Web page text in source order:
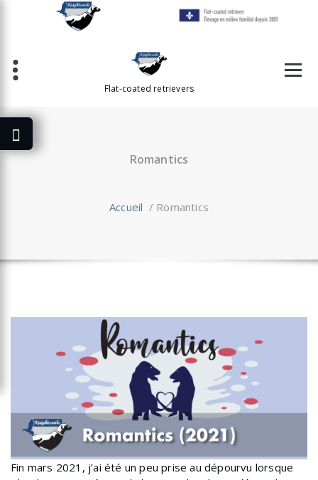
Flat-coated retrievers
Romantics
Accueil / Romantics
Fin mars 2021, j’ai été un peu prise au dépourvu lorsque